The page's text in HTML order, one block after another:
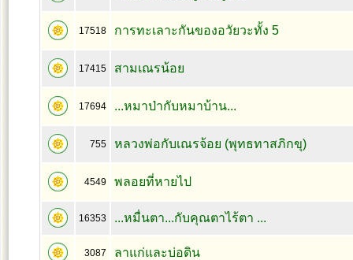
17518 การทะเลาะกันของอวัยวะทั้ง 5
17415 สามเณรน้อย
17694 ...หมาป่ากับหมาบ้าน...
755 หลวงพ่อกับเณรจ้อย (พุทธทาสภิกขุ)
4549 พลอยที่หายไป
16353 ...หมื่นตา...กับคุณตาไร้ตา ...
3087 ลาแก่และบ่อดิน